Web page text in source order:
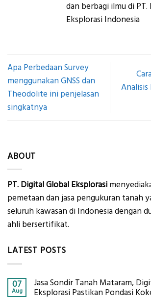
dan berbagi ilmu di
Eksplorasi Indonesia
Apa Perbedaan Survey
menggunakan GNSS dan
Theodolite ini penjelasan
singkatnya
ABOUT
PT. Digital Global Eksplorasi
pemetaan dan jasa pengukuran tanah
seluruh kawasan di Indonesia dengan
ahli bersertifikat.
LATEST POSTS
07
Aug
Jasa Sondir Tanah Mataram,
Eksplorasi Pastikan Pondasi